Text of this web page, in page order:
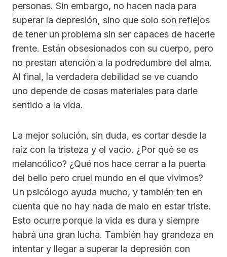
personas. Sin embargo, no hacen nada para
superar la depresión, sino que solo son reflejos
de tener un problema sin ser capaces de hacerle
frente. Están obsesionados con su cuerpo, pero
no prestan atención a la podredumbre del alma.
Al final, la verdadera debilidad se ve cuando
uno depende de cosas materiales para darle
sentido a la vida.
La mejor solución, sin duda, es cortar desde la
raíz con la tristeza y el vacío. ¿Por qué se es
melancólico? ¿Qué nos hace cerrar a la puerta
del bello pero cruel mundo en el que vivimos?
Un psicólogo ayuda mucho, y también ten en
cuenta que no hay nada de malo en estar triste.
Esto ocurre porque la vida es dura y siempre
habrá una gran lucha. También hay grandeza en
intentar y llegar a superar la depresión con